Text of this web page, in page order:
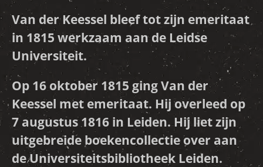
Van der Keessel bleef tot zijn emeritaat
in 1815 werkzaam aan de Leidse
Universiteit.
Op 16 oktober 1815 ging Van der
Keessel met emeritaat. Hij overleed op
7 augustus 1816 in Leiden. Hij liet zijn
uitgebreide boekencollectie over aan
de Universiteitsbibliotheek Leiden.